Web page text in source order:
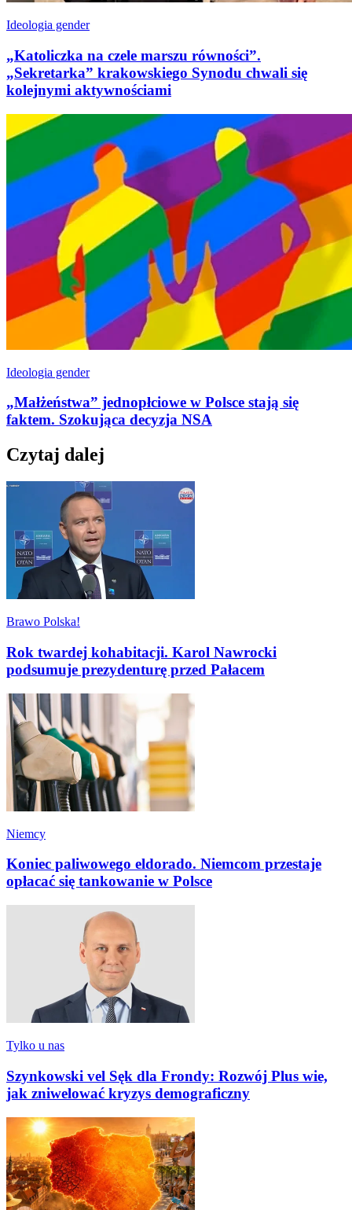
Ideologia gender
„Katoliczka na czele marszu równości”.
„Sekretarka” krakowskiego Synodu chwali się
kolejnymi aktywnościami
Ideologia gender
„Małżeństwa” jednopłciowe w Polsce stają się
faktem. Szokująca decyzja NSA
Czytaj dalej
Brawo Polska!
Rok twardej kohabitacji. Karol Nawrocki
podsumuje prezydenturę przed Pałacem
Niemcy
Koniec paliwowego eldorado. Niemcom przestaje
opłacać się tankowanie w Polsce
Tylko u nas
Szynkowski vel Sęk dla Frondy: Rozwój Plus wie,
jak zniwelować kryzys demograficzny